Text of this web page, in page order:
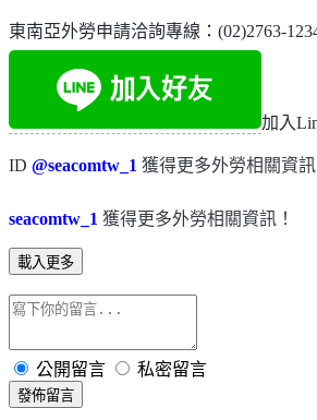
東南亞外勞申請洽詢專線：(02)2763-
加入
ID @seacomtw_1 獲得更多外勞相關資訊
seacomtw_1 獲得更多外勞相關資訊！
載入更多
公開留言 私密留言
發佈留言